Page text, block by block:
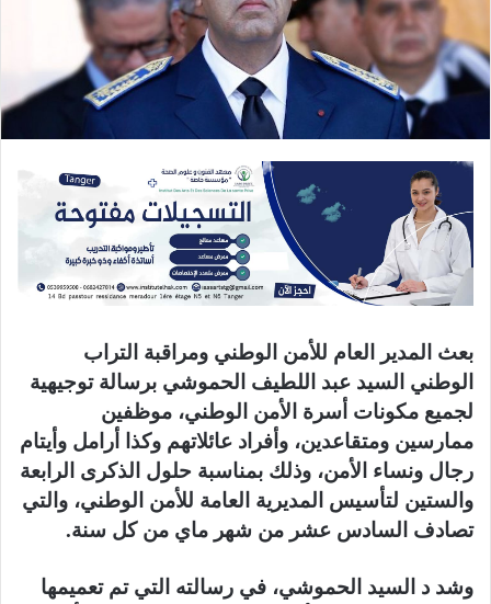
بعث المدير العام للأمن الوطني ومراقبة التراب
الوطني السيد عبد اللطيف الحموشي برسالة توجيهية
لجميع مكونات أسرة الأمن الوطني، موظفين
ممارسين ومتقاعدين، وأفراد عائلاتهم وكذا أرامل وأيتام
رجال ونساء الأمن، وذلك بمناسبة حلول الذكرى الرابعة
والستين لتأسيس المديرية العامة للأمن الوطني، والتي
تصادف السادس عشر من شهر ماي من كل سنة.
وشد د السيد الحموشي، في رسالته التي تم تعميمها